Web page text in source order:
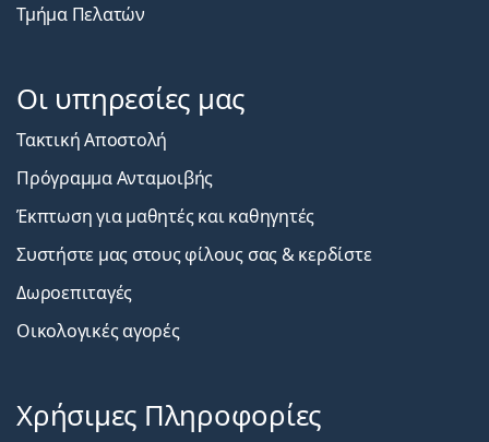
Τμήμα Πελατών
Οι υπηρεσίες μας
Τακτική Αποστολή
Πρόγραμμα Ανταμοιβής
Έκπτωση για μαθητές και καθηγητές
Συστήστε μας στους φίλους σας & κερδίστε
Δωροεπιταγές
Οικολογικές αγορές
Χρήσιμες Πληροφορίες